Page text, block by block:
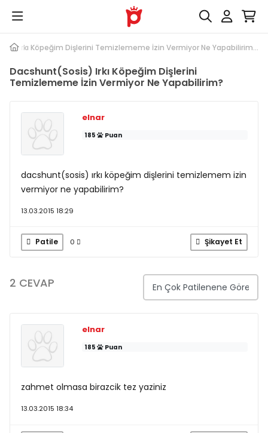
Irkı Köpeğim Dişlerini Temizlememe İzin Vermiyor Ne Yapabilirim...
Dacshunt(Sosis) Irkı Köpeğim Dişlerini
Temizlememe İzin Vermiyor Ne Yapabilirim?
elnar
185 Puan
dacshunt(sosis) ırkı köpeğim dişlerini temizlemem izin
vermiyor ne yapabilirim?
13.03.2015 18:29
Patile 0 Şikayet Et
2 CEVAP
elnar
185 Puan
zahmet olmasa birazcik tez yaziniz
13.03.2015 18:34